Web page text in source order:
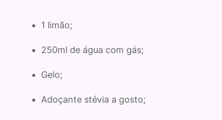
1 limão;
250ml de água com gás;
Gelo;
Adoçante stévia a gosto;